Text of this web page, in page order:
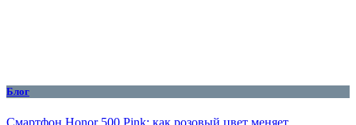
Блог
Смартфон Honor 500 Pink: как розовый цвет меняет